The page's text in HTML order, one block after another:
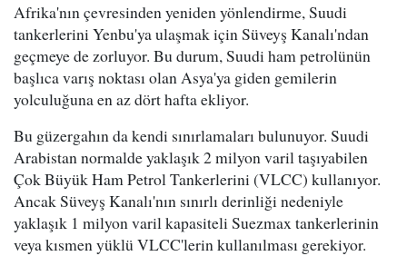
Afrika'nın çevresinden yeniden yönlendirme, Suudi
tankerlerini Yenbu'ya ulaşmak için Süveyş Kanalı'ndan
geçmeye de zorluyor. Bu durum, Suudi ham petrolünün
başlıca varış noktası olan Asya'ya giden gemilerin
yolculuğuna en az dört hafta ekliyor.
Bu güzergahın da kendi sınırlamaları bulunuyor. Suudi
Arabistan normalde yaklaşık 2 milyon varil taşıyabilen
Çok Büyük Ham Petrol Tankerlerini (VLCC) kullanıyor.
Ancak Süveyş Kanalı'nın sınırlı derinliği nedeniyle
yaklaşık 1 milyon varil kapasiteli Suezmax tankerlerinin
veya kısmen yüklü VLCC'lerin kullanılması gerekiyor.